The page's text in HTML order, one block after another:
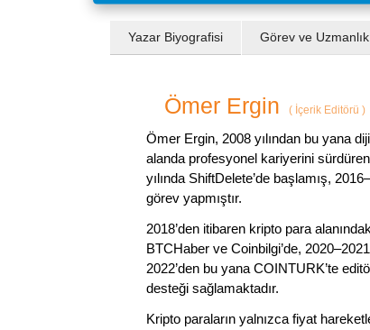
Yazar Biyografisi Görev ve Uzmanlık
Ömer Ergin ( İçerik Editörü )
Ömer Ergin, 2008 yılından bu yana
alanda profesyonel kariyerini
yılında ShiftDelete’de başlamış,
görev yapmıştır.
2018’den itibaren kripto para
BTCHaber ve Coinbilgi’de,
2022’den bu yana COINTURK’te
desteği sağlamaktadır.
Kripto paraların yalnızca fiyat